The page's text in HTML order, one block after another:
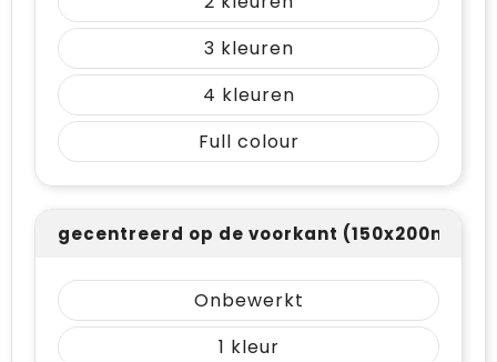
3
4
Full colour
gecentreerd op de voorkant (150x200mm
Onbewerkt
1